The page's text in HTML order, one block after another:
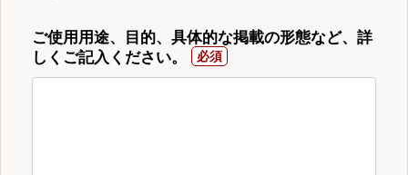
ご使用用途、目的、具体的な掲載の形態など、詳
しくご記入ください。